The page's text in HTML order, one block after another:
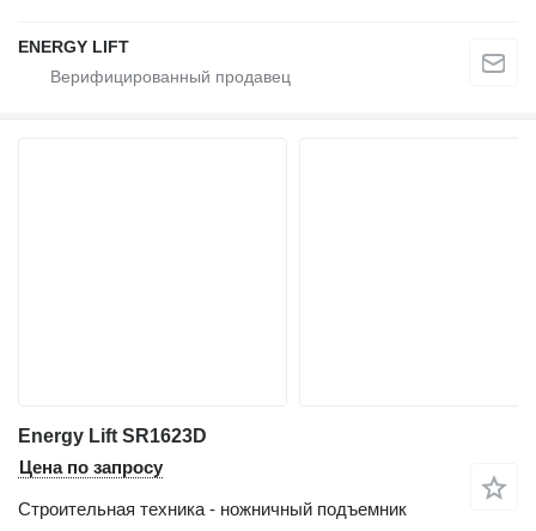
ENERGY LIFT
Energy Lift SR1623D
Цена по запросу
Строительная техника - ножничный подъемник